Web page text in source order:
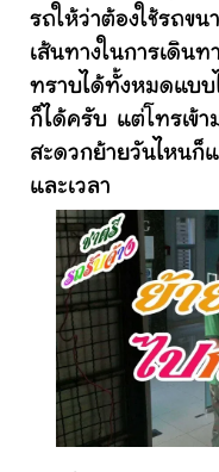
รถให้ว่าต้องใช้รถข
เส้นทางในการเดิน
ทราบได้ทั้งหมดแบบ
ก็ได้ครับ แต่โทรเข้า
สะดวกย้ายวันไหนก็
และเวลา